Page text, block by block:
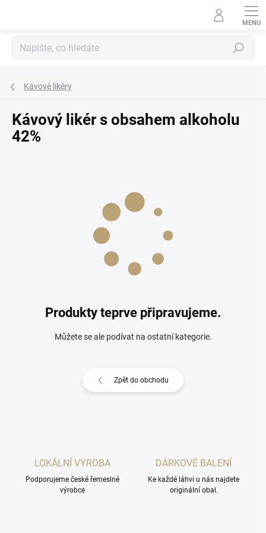
Hledat
Kávové likéry
Kávový likér s obsahem alkoholu
42%
Produkty teprve připravujeme.
Můžete se ale podívat na ostatní kategorie.
Zpět do obchodu
LOKÁLNÍ VÝROBA
Podporujeme české řemeslné
výrobce
DÁRKOVÉ BALENÍ
Ke každé láhvi u nás najdete
originální obal.